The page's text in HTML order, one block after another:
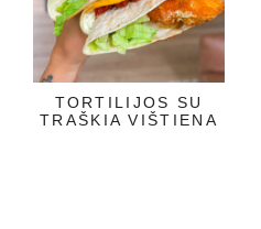
TORTILIJOS SU
TRAŠKIA VIŠTIENA